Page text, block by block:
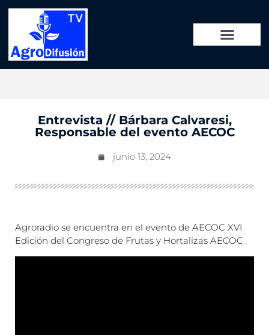
Entrevista // Bárbara Calvaresi,
Responsable del evento AECOC
junio 13, 2024
Agroradio se encuentra en el evento de AECOC XVI
Edición del Congreso de Frutas y Hortalizas AECOC.